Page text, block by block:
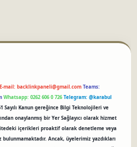
E-mail: backlinkpaneli@gmail.com Teams:
Whatsapp: 0262 606 0 726 Telegram: @karabul
Sayılı Kanun gereğince Bilgi Teknolojileri ve
onaylanmış bir Yer Sağlayıcı olarak hizmet
içerikleri proaktif olarak denetleme veya
Ancak, üyelerimiz yazdıkları